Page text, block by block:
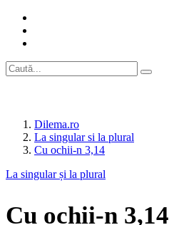
Dilema.ro
La singular si la plural
Cu ochii‑n 3,14
La singular și la plural
Cu ochii‑n 3,14